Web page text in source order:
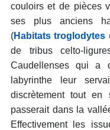
couloirs et de pièces
ses plus anciens
(Habitats troglodytes
de tribus celto-
Caudellenses qui a
labyrinthe leur
discrètement tout en
passerait dans la
Effectivement les